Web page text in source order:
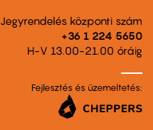
Jegyrendelés központi szám
+36 1 224 5650
H-V 13.00-21.00 óráig
Fejlesztés és üzemeltetés: